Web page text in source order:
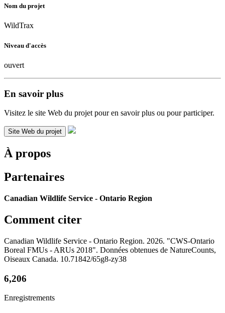
Nom du projet
WildTrax
Niveau d'accès
ouvert
En savoir plus
Visitez le site Web du projet pour en savoir plus ou pour participer.
Site Web du projet
À propos
Partenaires
Canadian Wildlife Service - Ontario Region
Comment citer
Canadian Wildlife Service - Ontario Region. 2026. "CWS-Ontario
Boreal FMUs - ARUs 2018". Données obtenues de NatureCounts,
Oiseaux Canada. 10.71842/65g8-zy38
6,206
Enregistrements